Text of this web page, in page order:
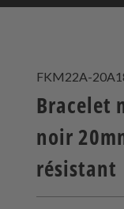
FKM22A-
Bracelet
noir
résistant